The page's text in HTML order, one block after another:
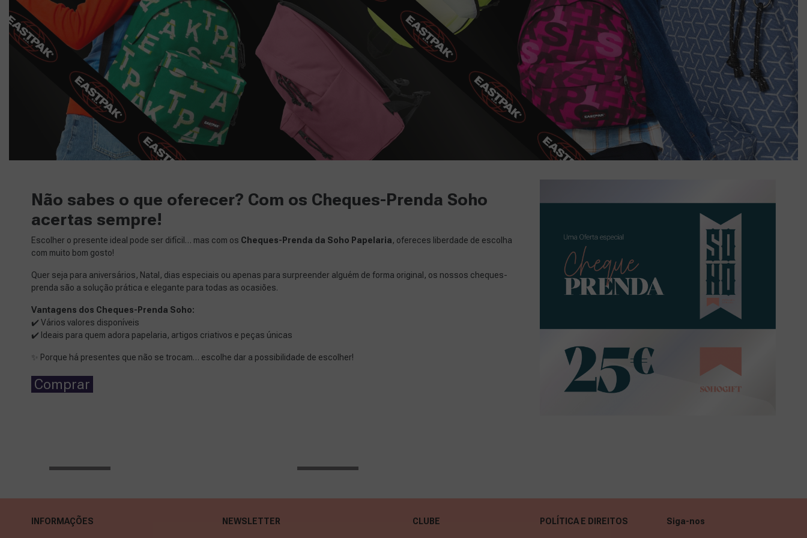
Não sabes o que oferecer? Com os Cheques-Prenda Soho
acertas sempre!
Escolher o presente ideal pode ser difícil… mas com os Cheques-Prenda da Soho Papelaria, ofereces liberdade de escolha
com muito bom gosto!
Quer seja para aniversários, Natal, dias especiais ou apenas para surpreender alguém de forma original, os nossos cheques-
prenda são a solução prática e elegante para todas as ocasiões.
Vantagens dos Cheques-Prenda Soho:
✔️ Vários valores disponíveis
✔️ Ideais para quem adora papelaria, artigos criativos e peças únicas
✨ Porque há presentes que não se trocam… escolhe dar a possibilidade de escolher!
Comprar
INFORMAÇÕES NEWSLETTER CLUBE POLÍTICA E DIREITOS Siga-nos